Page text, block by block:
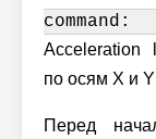
command:
Acceleration
по осям X и
Перед